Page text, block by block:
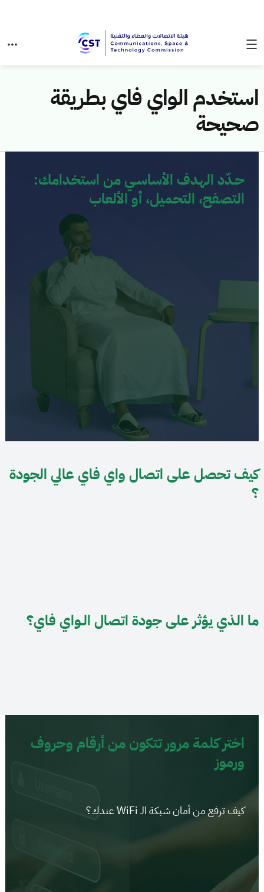
استخدم الواي فاي بطريقة
صحيحة
حـدّد الهدف الأساسـي من استخدامك:
التصفح، التحميل، أو الألعاب
كيف تحصل على اتصال واي فاي عالي الجودة
؟
ما الذي يؤثر على جودة اتصال الـواي فاي؟
اختر كلمة مرور تتكون من أرقام وحروف
ورموز
كيف ترفع من أمان شبكة الـ WiFi عندك؟